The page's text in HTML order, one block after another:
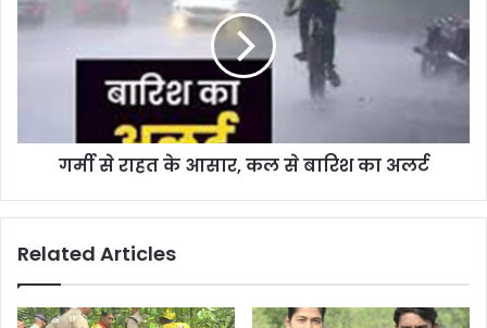
गर्मी से राहत के आसार, कल से बारिश का अलर्ट
Related Articles